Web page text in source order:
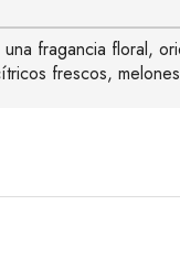
fragancia floral,
frescos,